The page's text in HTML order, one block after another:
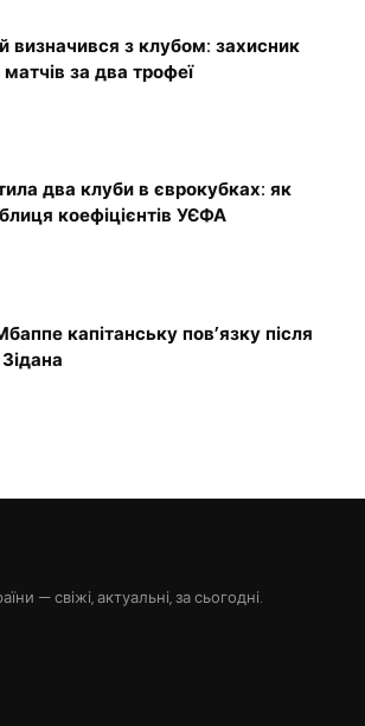
визначився з клубом: захисник
за два трофеї
два клуби в єврокубках: як
коефіцієнтів УЄФА
капітанську пов’язку після
— свіжі, актуальні, за сьогодні.